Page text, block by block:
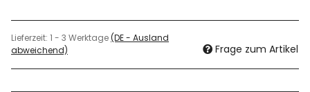
Lieferzeit: 1 - 3 Werktage(DE - Ausland
abweichend)
Frage zum Artikel